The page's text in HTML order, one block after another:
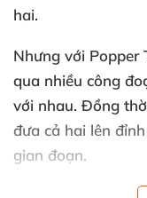
hai.
Nhưng với Popper
qua nhiều công
với nhau. Đồng
đưa cả hai lên
gian đoạn.